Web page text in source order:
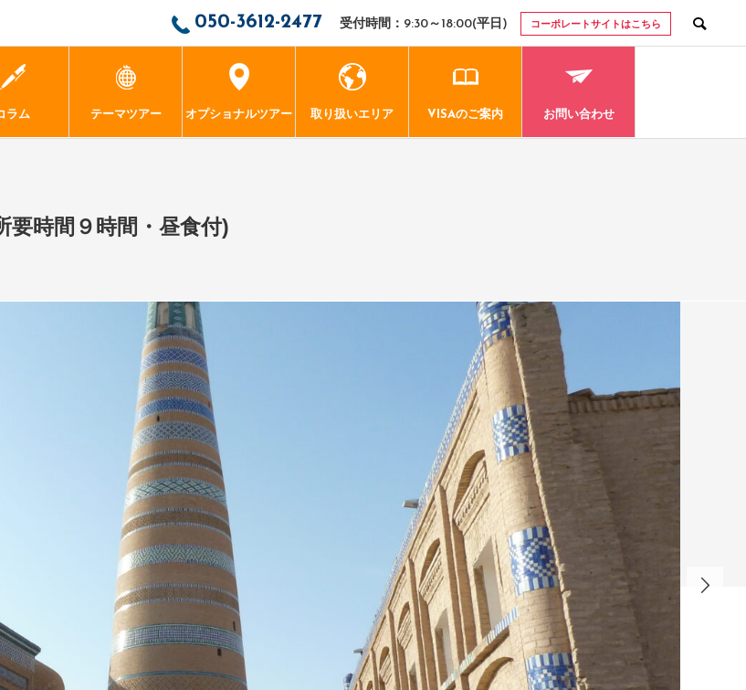
050-3612-2477 受付時間：9:30～18:00(平日) コーポレートサイトはこちら
ラム テーマツアー オプショナルツアー 取り扱いエリア VISAのご案内 お問い合わせ
要時間９時間・昼食付)